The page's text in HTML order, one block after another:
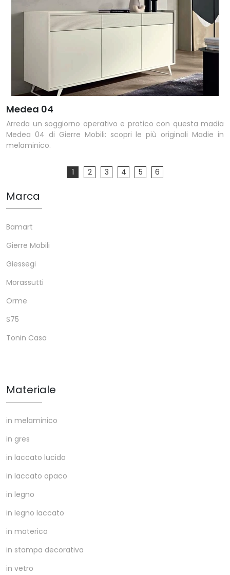
Medea 04
Arreda un soggiorno operativo e pratico con questa madia
Medea 04 di Gierre Mobili: scopri le più originali Madie in
melaminico.
1 2 3 4 5 6
Marca
Bamart
Gierre Mobili
Giessegi
Morassutti
Orme
S75
Tonin Casa
Materiale
in melaminico
in gres
in laccato lucido
in laccato opaco
in legno
in legno laccato
in materico
in stampa decorativa
in vetro